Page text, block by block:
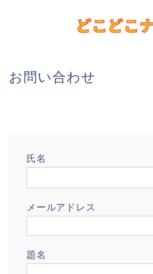
お問い合わせ
氏名
メールアドレス
題名